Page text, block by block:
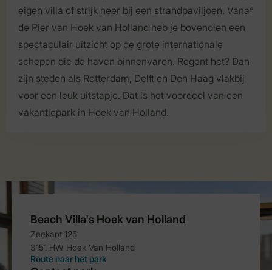
eigen villa of strijk neer bij een strandpaviljoen. Vanaf
de Pier van Hoek van Holland heb je bovendien een
spectaculair uitzicht op de grote internationale
schepen die de haven binnenvaren. Regent het? Dan
zijn steden als Rotterdam, Delft en Den Haag vlakbij
voor een leuk uitstapje. Dat is het voordeel van een
vakantiepark in Hoek van Holland.